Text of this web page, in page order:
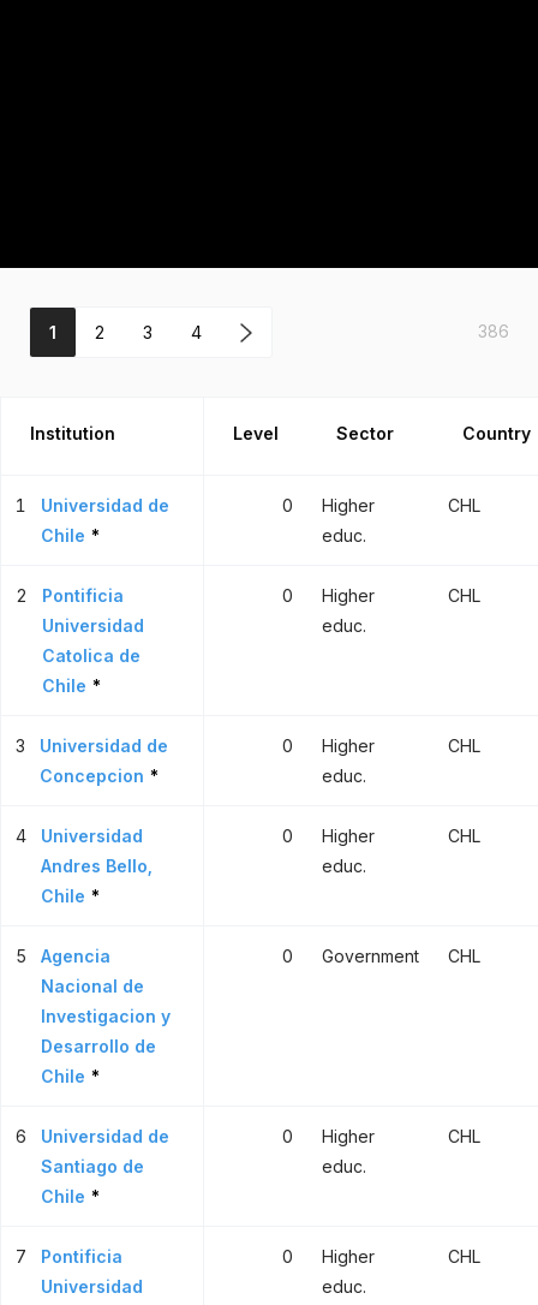
1 2 3 4 386
Institution Level Sector Country
1
Universidad de
Chile *
0
Higher
educ.
CHL
2
Pontificia
Universidad
Catolica de
Chile *
0
Higher
educ.
CHL
3
Universidad de
Concepcion *
0
Higher
educ.
CHL
4
Universidad
Andres Bello,
Chile *
0
Higher
educ.
CHL
5
Agencia
Nacional de
Investigacion y
Desarrollo de
Chile *
0 Government CHL
6
Universidad de
Santiago de
Chile *
0
Higher
educ.
CHL
7
Pontificia
Universidad
0
Higher
educ.
CHL